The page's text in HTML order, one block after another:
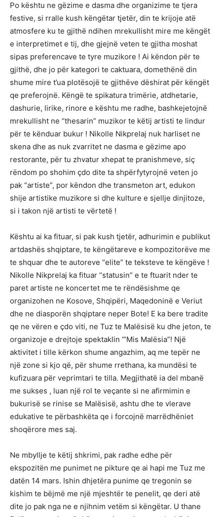
Po kështu ne gëzime e dasma dhe organizime te tjera
festive, si rralle kush këngëtar tjetër, din te krijoje atë
atmosfere ku te gjithë ndihen mrekullisht mire me këngët
e interpretimet e tij, dhe gjejnë veten te gjitha moshat
sipas preferencave te tyre muzikore ! Ai këndon për te
gjithë, dhe jo për kategori te caktuara, domethënë din
shume mire t’ua plotësojë te gjithëve dëshirat për këngët
qe preferojnë. Këngë te spikatura trimërie, atdhetarie,
dashurie, lirike, rinore e kështu me radhe, bashkejetojnë
mrekullisht ne “thesarin” muzikor te këtij artisti te lindur
për te kënduar bukur ! Nikolle Nikprelaj nuk harliset ne
skena dhe as nuk zvarritet ne dasma e gëzime apo
restorante, për tu zhvatur xhepat te pranishmeve, siç
rëndom po shohim çdo dite ta shpërfytyrojnë veten jo
pak “artiste”, por këndon dhe transmeton art, edukon
shije artistike muzikore si dhe kulture e sjellje dinjitoze,
si i takon një artisti te vërtetë !
Kështu ai ka fituar, si pak kush tjetër, adhurimin e publikut
artdashës shqiptare, te këngëtareve e kompozitorëve me
te shquar dhe te autoreve “elite” te teksteve te këngëve !
Nikolle Nikprelaj ka fituar “statusin” e te ftuarit nder te
paret artiste ne koncertet me te rëndësishme qe
organizohen ne Kosove, Shqipëri, Maqedoninë e Veriut
dhe ne diasporën shqiptare neper Bote! E ka bere tradite
qe ne vëren e çdo viti, ne Tuz te Malësisë ku dhe jeton, te
organizoje e drejtoje spektaklin ‘”Mis Malësia”! Një
aktivitet i tille kërkon shume angazhim, aq me tepër ne
një zone si kjo që, për shume rrethana, ka mundësi te
kufizuara për veprimtari te tilla. Megjithatë ia del mbanë
me sukses , luan një rol te veçante si ne afirmimin e
bukurisë se rinise se Malësisë, ashtu dhe te vlerave
edukative te përbashkëta qe i forcojnë marrëdhëniet
shoqërore mes saj.
Ne mbyllje te këtij shkrimi, pak radhe edhe për
ekspozitën me punimet ne pikture qe ai hapi me Tuz me
datën 14 mars. Ishin dhjetëra punime qe tregonin se
kishim te bëjmë me një mjeshtër te penelit, qe deri atë
dite jo pak nga ne e njihnim vetëm si këngëtar. U thane